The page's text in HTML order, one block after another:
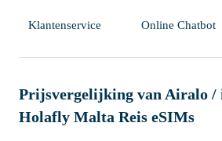
Klantenservice Online Chatbot
Prijsvergelijking van Airalo /
Holafly Malta Reis eSIMs